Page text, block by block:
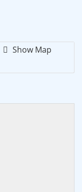
Show Map